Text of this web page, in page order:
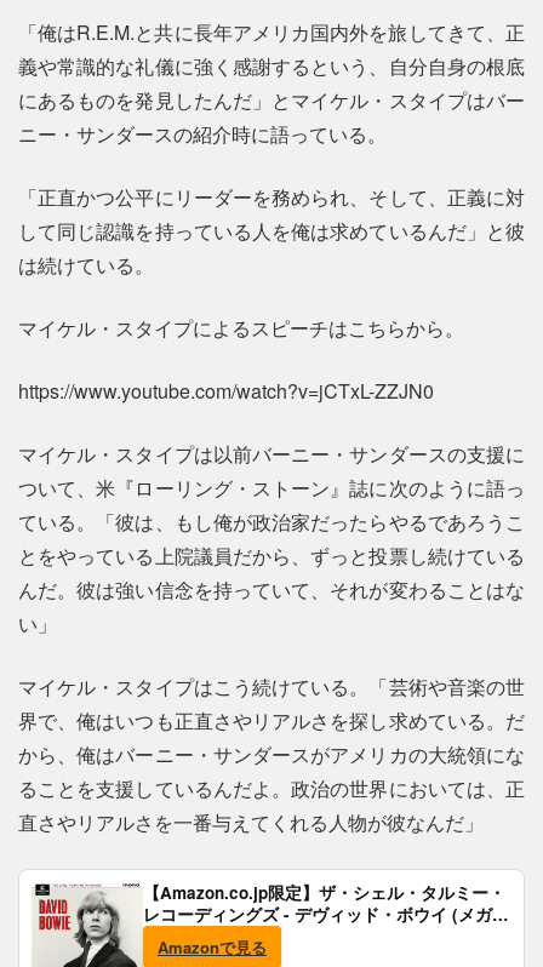
「俺はR.E.M.と共に長年アメリカ国内外を旅してきて、正
義や常識的な礼儀に強く感謝するという、自分自身の根底
にあるものを発見したんだ」とマイケル・スタイプはバー
ニー・サンダースの紹介時に語っている。
「正直かつ公平にリーダーを務められ、そして、正義に対
して同じ認識を持っている人を俺は求めているんだ」と彼
は続けている。
マイケル・スタイプによるスピーチはこちらから。
https://www.youtube.com/watch?v=jCTxL-ZZJN0
マイケル・スタイプは以前バーニー・サンダースの支援に
ついて、米『ローリング・ストーン』誌に次のように語っ
ている。「彼は、もし俺が政治家だったらやるであろうこ
とをやっている上院議員だから、ずっと投票し続けている
んだ。彼は強い信念を持っていて、それが変わることはな
い」
マイケル・スタイプはこう続けている。「芸術や音楽の世
界で、俺はいつも正直さやリアルさを探し求めている。だ
から、俺はバーニー・サンダースがアメリカの大統領にな
ることを支援しているんだよ。政治の世界においては、正
直さやリアルさを一番与えてくれる人物が彼なんだ」
【Amazon.co.jp限定】ザ・シェル・タルミー・
レコーディングズ - デヴィッド・ボウイ (メガジ
ャケ付)
Amazonで見る